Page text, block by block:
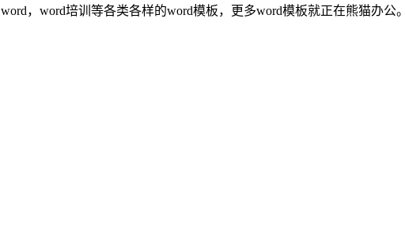
word，word培训等各类各样的word模板，更多word模板就正在熊猫办公。